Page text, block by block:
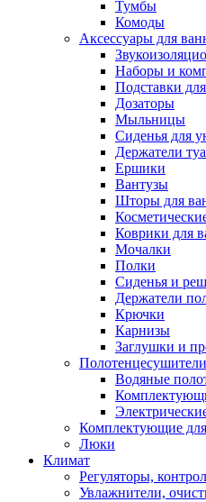
Тумбы
Комоды
Аксессуары для
Наборы и
Подставки
Дозаторы
Мыльницы
Сиденья для
Держатели
Ершики
Вантузы
Шторы для
Коврики для
Мочалки
Полки
Сиденья и
Держатели
Крючки
Карнизы
Заглушки и
Водяные
Комплектующие
Люки
Климат
Регуляторы,
Увлажнители,